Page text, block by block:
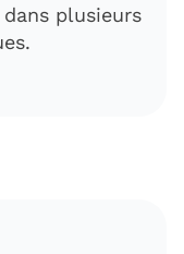
plusieurs